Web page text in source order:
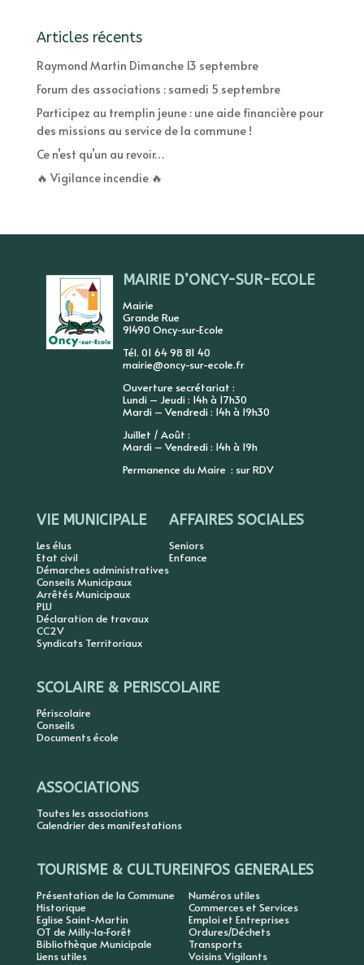
Articles récents
Raymond Martin Dimanche 13 septembre
Forum des associations : samedi 5 septembre
Participez au tremplin jeune : une aide financière pour
des missions au service de la commune !
Ce n’est qu’un au revoir…
🔥 Vigilance incendie 🔥
MAIRIE D’ONCY-SUR-ECOLE
Mairie
Grande Rue
91490 Oncy-sur-Ecole
Tél. 01 64 98 81 40
mairie@oncy-sur-ecole.fr
Ouverture secrétariat :
Lundi – Jeudi : 14h à 17h30
Mardi – Vendredi : 14h à 19h30
Juillet / Août :
Mardi – Vendredi : 14h à 19h
Permanence du Maire : sur RDV
VIE MUNICIPALE
Les élus
Etat civil
Démarches administratives
Conseils Municipaux
Arrêtés Municipaux
PLU
Déclaration de travaux
CC2V
Syndicats Territoriaux
AFFAIRES SOCIALES
Seniors
Enfance
SCOLAIRE & PERISCOLAIRE
Périscolaire
Conseils
Documents école
ASSOCIATIONS
Toutes les associations
Calendrier des manifestations
TOURISME & CULTURE
Présentation de la Commune
Historique
Eglise Saint-Martin
OT de Milly-la-Forêt
Bibliothèque Municipale
Liens utiles
INFOS GENERALES
Numéros utiles
Commerces et Services
Emploi et Entreprises
Ordures/Déchets
Transports
Voisins Vigilants